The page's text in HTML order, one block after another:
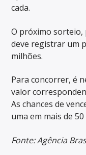
cada.
O próximo
deve registrar um
milhões.
Para concorrer, é
valor
As chances de
uma em mais de
Fonte: Agência